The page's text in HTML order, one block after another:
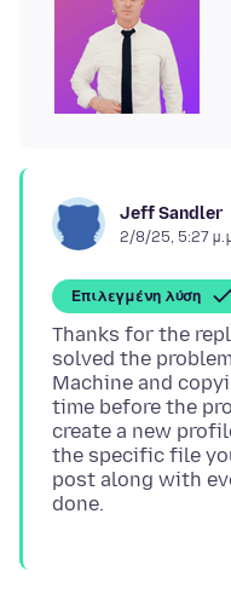
Jeff Sandler
2/8/25, 5:27
Επιλεγμένη λύση
Thanks for the
solved the
Machine and
time before the
create a new
the specific file
post along with